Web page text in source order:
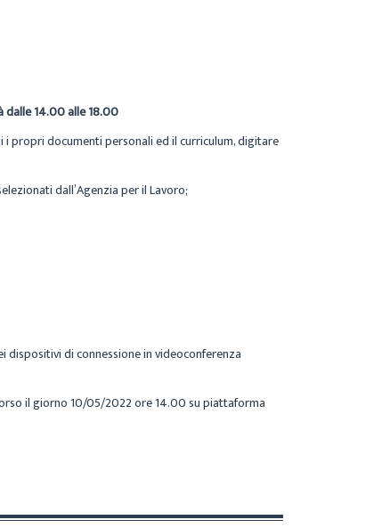
dalle 14.00 alle 18.00
i propri documenti personali ed il curriculum, digitare
dall’Agenzia per il Lavoro;
dispositivi di connessione in videoconferenza
il giorno 10/05/2022 ore 14.00 su piattaforma